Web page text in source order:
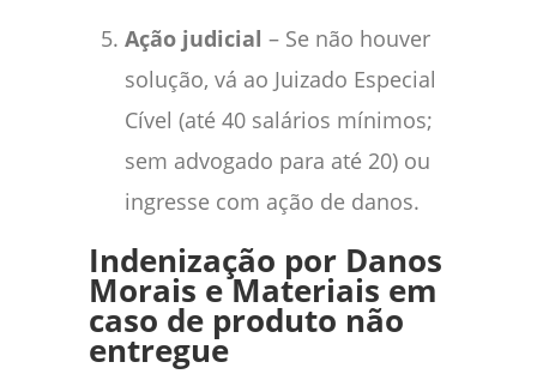
Ação judicial – Se não houver
solução, vá ao Juizado Especial
Cível (até 40 salários mínimos;
sem advogado para até 20) ou
ingresse com ação de danos.
Indenização por Danos
Morais e Materiais em
caso de produto não
entregue